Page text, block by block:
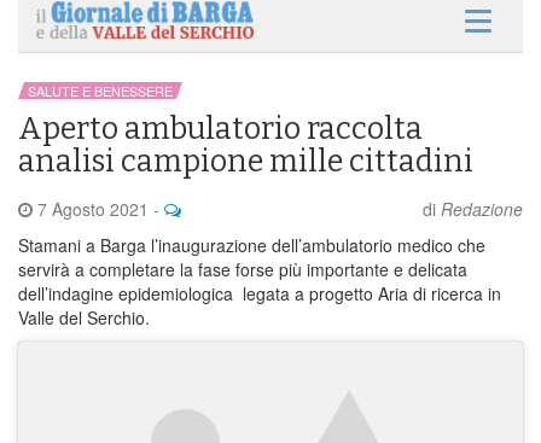
SALUTE E BENESSERE
Aperto ambulatorio raccolta
analisi campione mille cittadini
7 Agosto 2021 - di Redazione
Stamani a Barga l’inaugurazione dell’ambulatorio medico che
servirà a completare la fase forse più importante e delicata
dell’indagine epidemiologica legata a progetto Aria di ricerca in
Valle del Serchio.